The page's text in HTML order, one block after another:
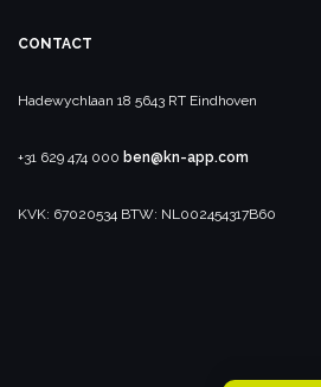
CONTACT
Hadewychlaan 18 5643 RT Eindhoven
+31 629 474 000 ben@kn-app.com
KVK: 67020534 BTW: NL002454317B60